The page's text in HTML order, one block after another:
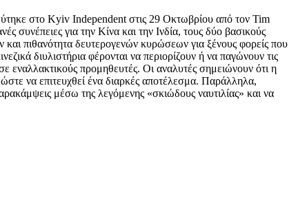
στο Kyiv Independent στις 29 Οκτωβρίου από τον Tim
συνέπειες για την Κίνα και την Ινδία, τους δύο βασικούς
πιθανότητα δευτερογενών κυρώσεων για ξένους φορείς που
διυλιστήρια φέρονται να περιορίζουν ή να παγώνουν τις
εναλλακτικούς προμηθευτές. Οι αναλυτές σημειώνουν ότι η
να επιτευχθεί ένα διαρκές αποτέλεσμα. Παράλληλα,
μέσω της λεγόμενης «σκιώδους ναυτιλίας» και να